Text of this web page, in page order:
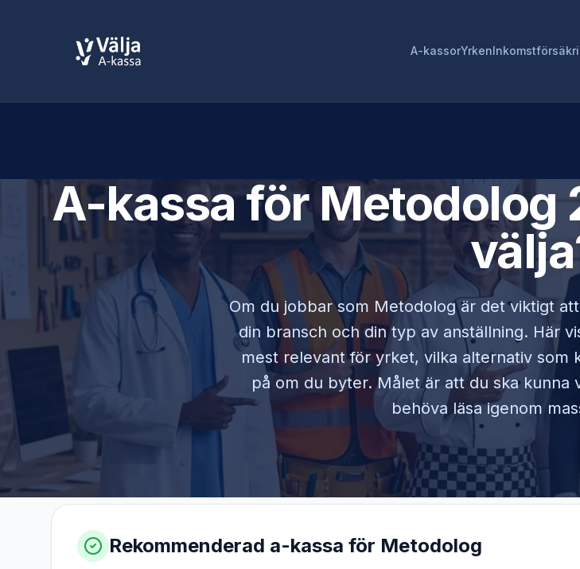
A-kassorYrken
A-kassa förMetodolog
Om du jobbar som Metodologär det viktigt att
din bransch och din typ av anställning. Här
mest relevant för yrket, vilka alternativ som
på om du byter. Målet är att du ska kunna
behöva läsa igenom
Rekommenderad a-kassa för Metodolog